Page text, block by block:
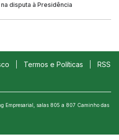
disputa à Presidência
Termos e Políticas RSS
Empresarial, salas 805 a 807 Caminho das